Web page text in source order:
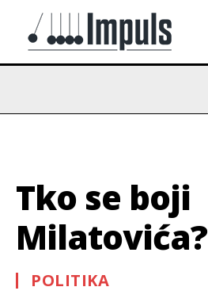
Tko se boji
Milatovića?
POLITIKA